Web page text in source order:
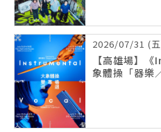
2026/07/31 (
【高雄場】
象體操「器樂